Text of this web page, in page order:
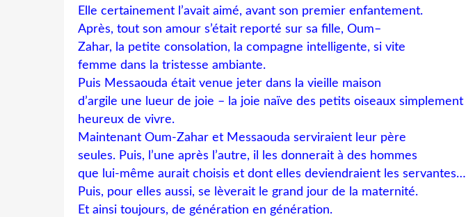
Elle certainement l’avait aimé, avant son premier enfantement.
Après, tout son amour s’était reporté sur sa fille, Oum–
Zahar, la petite consolation, la compagne intelligente, si vite
femme dans la tristesse ambiante.
Puis Messaouda était venue jeter dans la vieille maison
d’argile une lueur de joie – la joie naïve des petits oiseaux simplement
heureux de vivre.
Maintenant Oum-Zahar et Messaouda serviraient leur père
seules. Puis, l’une après l’autre, il les donnerait à des hommes
que lui-même aurait choisis et dont elles deviendraient les servantes…
Puis, pour elles aussi, se lèverait le grand jour de la maternité.
Et ainsi toujours, de génération en génération.